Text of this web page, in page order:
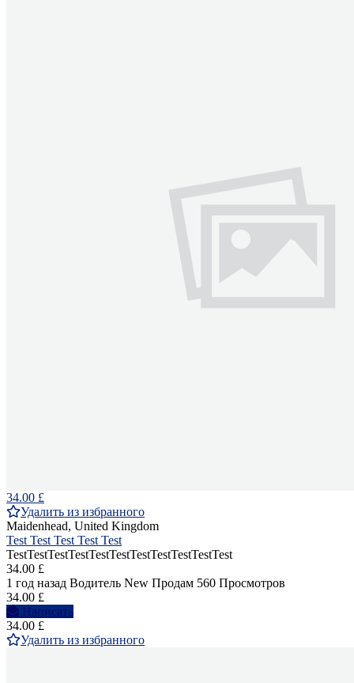
34.00 £
Удалить из избранного
Maidenhead, United Kingdom
Test Test Test Test Test
TestTestTestTestTestTestTestTestTestTestTest
34.00 £
1 год назад Водитель New Продам 560 Просмотров
34.00 £
Написать
34.00 £
Удалить из избранного